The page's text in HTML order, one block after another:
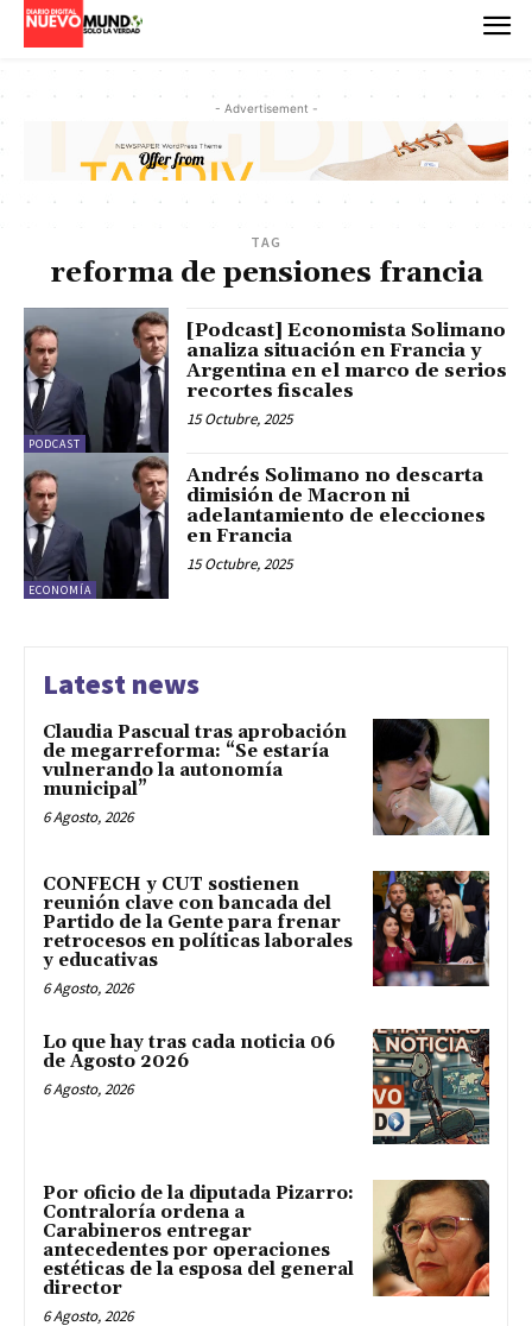
- Advertisement -
TAG
reforma de pensiones francia
PODCAST
[Podcast] Economista Solimano
analiza situación en Francia y
Argentina en el marco de serios
recortes fiscales
15 Octubre, 2025
ECONOMÍA
Andrés Solimano no descarta
dimisión de Macron ni
adelantamiento de elecciones
en Francia
15 Octubre, 2025
Latest news
Claudia Pascual tras aprobación
de megarreforma: “Se estaría
vulnerando la autonomía
municipal”
6 Agosto, 2026
CONFECH y CUT sostienen
reunión clave con bancada del
Partido de la Gente para frenar
retrocesos en políticas laborales
y educativas
6 Agosto, 2026
Lo que hay tras cada noticia 06
de Agosto 2026
6 Agosto, 2026
Por oficio de la diputada Pizarro:
Contraloría ordena a
Carabineros entregar
antecedentes por operaciones
estéticas de la esposa del general
director
6 Agosto, 2026